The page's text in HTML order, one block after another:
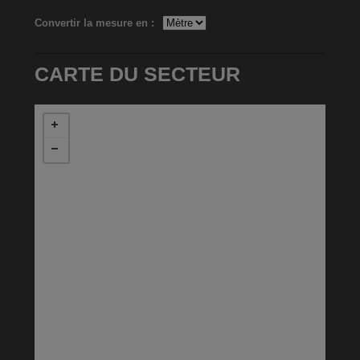
Convertir la mesure en :
CARTE DU SECTEUR